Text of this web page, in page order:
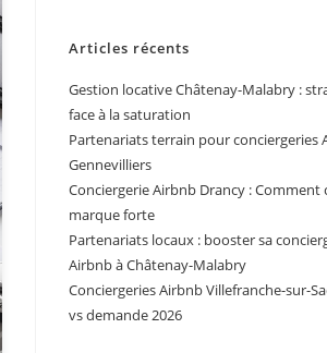
Articles récents
Gestion locative Châtenay-Malabry :
face à la saturation
Partenariats terrain pour conciergeries
Gennevilliers
Conciergerie Airbnb Drancy : Comment
marque forte
Partenariats locaux : booster sa
Airbnb à Châtenay-Malabry
Conciergeries Airbnb Villefranche-sur-
vs demande 2026